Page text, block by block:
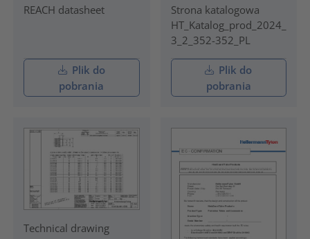
REACH datasheet
Plik do
pobrania
Strona katalogowa
HT_Katalog_prod_2024_
3_2_352-352_PL
Plik do
pobrania
Technical drawing